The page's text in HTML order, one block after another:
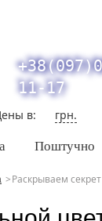
11-17
в: грн.
Поштучно
Раскрываем